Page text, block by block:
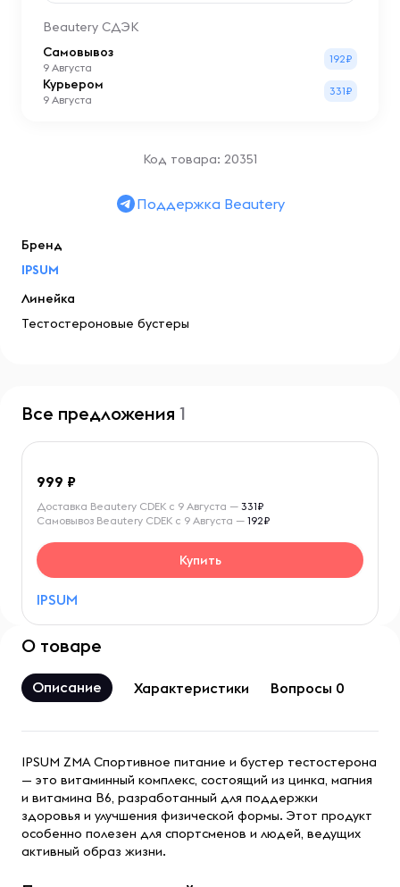
Beautery СДЭК
Самовывоз
9 Августа
192₽
Курьером
9 Августа
331₽
Код товара: 20351
Поддержка Beautery
Бренд
IPSUM
Линейка
Тестостероновые бустеры
Все предложения 1
999
IPSUM
Доставка Beautery CDEK с 9 Августа — 331₽
Самовывоз Beautery CDEK с 9 Августа — 192₽
Купить
О товаре
Описание Характеристики Вопросы 0
IPSUM ZMA Спортивное питание и бустер тестостерона
— это витаминный комплекс, состоящий из цинка, магния
и витамина B6, разработанный для поддержки
здоровья и улучшения физической формы. Этот продукт
особенно полезен для спортсменов и людей, ведущих
активный образ жизни.